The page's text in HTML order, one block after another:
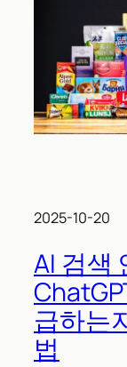
2025-10-20
AI 검색
급하는
법